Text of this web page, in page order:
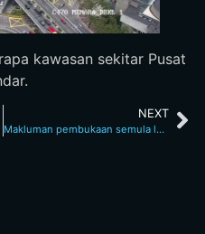
kawasan sekitar Pusat
NEXT
Makluman pembukaan semula laluan Jejambat Langgak Golf 15/2/2026 1413pm